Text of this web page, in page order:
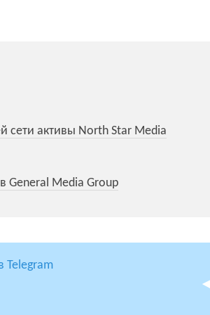
сети активы North Star Media
General Media Group
Telegram